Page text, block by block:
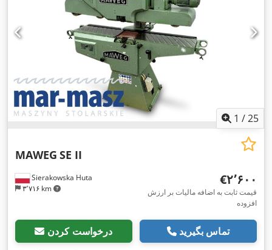
1 /25
Sierakowska Huta
۳٬۷۱۶ km
MAWEG SE II
‎€۲٬۶۰۰
قیمت ثابت به اضافه مالیات بر ارزش
افزوده
درخواست کردن تماس بگیرید